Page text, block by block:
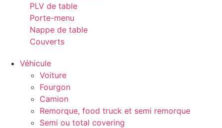
PLV de table
Porte-menu
Nappe de table
Couverts
Véhicule
Voiture
Fourgon
Camion
Remorque, food truck et semi remorque
Semi ou total covering